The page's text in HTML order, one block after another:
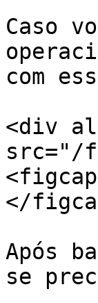
Caso
com
<div
src="/
</
Após
se